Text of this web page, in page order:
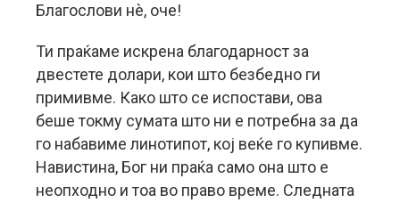
Благослови нè, оче!
Ти праќаме искрена благодарност за
двестете долари, кои што безбедно ги
примивме. Како што се испостави, ова
беше токму сумата што ни е потребна за да
го набавиме линотипот, кој веќе го купивме.
Навистина, Бог ни праќа само она што е
неопходно и тоа во право време. Следната